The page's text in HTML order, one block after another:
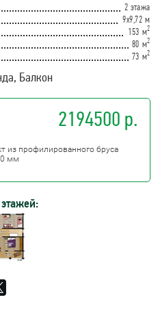
2 этажа
9х9,72 м
153 м2
80 м2
73 м2
Балкон
2194500 р.
из профилированного бруса
мм